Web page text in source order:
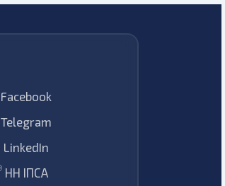
Facebook
Telegram
LinkedIn
НН ІПСА